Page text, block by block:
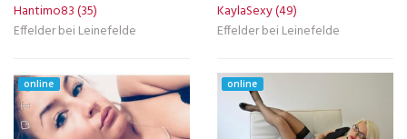
Hantimo83 (35)
Effelder bei Leinefelde
KaylaSexy (49)
Effelder bei Leinefelde
online online